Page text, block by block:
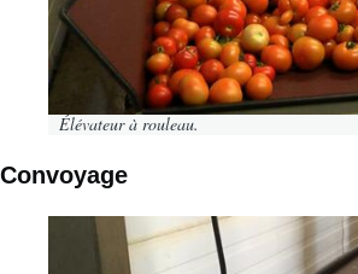
Élévateur à rouleau.
Convoyage
Image